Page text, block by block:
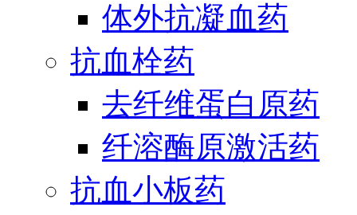
体外抗凝血药
抗血栓药
去纤维蛋白原药
纤溶酶原激活药
抗血小板药